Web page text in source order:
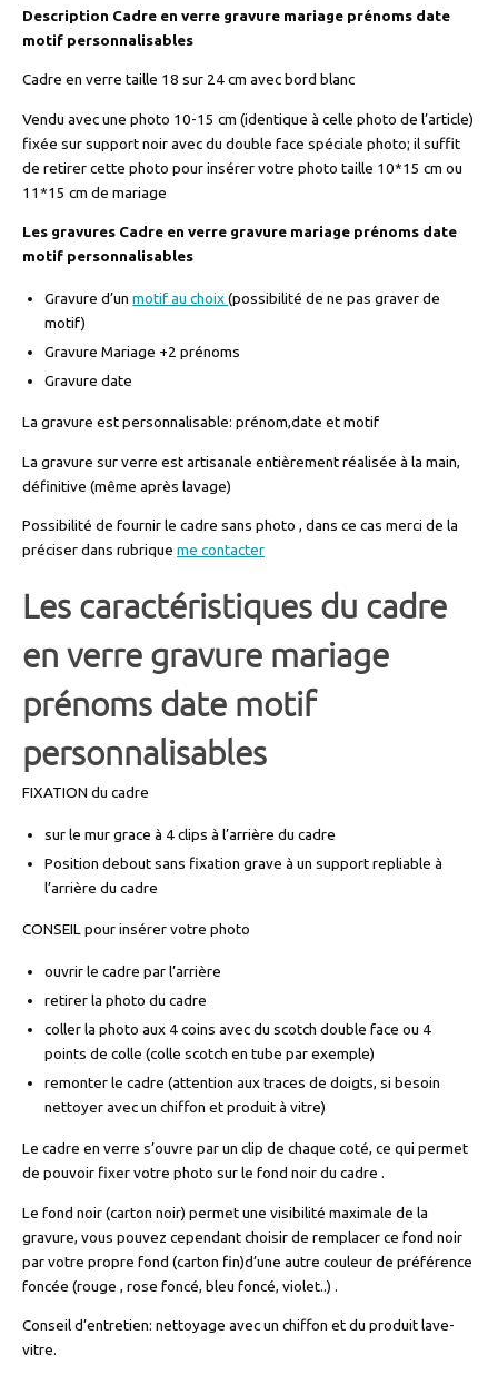
Description Cadre en verre gravure mariage prénoms date
motif personnalisables
Cadre en verre taille 18 sur 24 cm avec bord blanc
Vendu avec une photo 10-15 cm (identique à celle photo de l’article)
fixée sur support noir avec du double face spéciale photo; il suffit
de retirer cette photo pour insérer votre photo taille 10*15 cm ou
11*15 cm de mariage
Les gravures Cadre en verre gravure mariage prénoms date
motif personnalisables
Gravure d’unmotif au choix(possibilité de ne pas graver de
motif)
Gravure Mariage +2 prénoms
Gravure date
La gravure est personnalisable: prénom,date et motif
La gravure sur verre est artisanale entièrement réalisée à la main,
définitive (même après lavage)
Possibilité de fournir le cadre sans photo , dans ce cas merci de la
préciser dans rubrique me contacter
Les caractéristiques du cadre
en verre gravure mariage
prénoms date motif
personnalisables
FIXATION du cadre
sur le mur grace à 4 clips à l’arrière du cadre
Position debout sans fixation grave à un support repliable à
l’arrière du cadre
CONSEIL pour insérer votre photo
ouvrir le cadre par l’arrière
retirer la photo du cadre
coller la photo aux 4 coins avec du scotch double face ou 4
points de colle (colle scotch en tube par exemple)
remonter le cadre (attention aux traces de doigts, si besoin
nettoyer avec un chiffon et produit à vitre)
Le cadre en verre s’ouvre par un clip de chaque coté, ce qui permet
de pouvoir fixer votre photo sur le fond noir du cadre .
Le fond noir (carton noir) permet une visibilité maximale de la
gravure, vous pouvez cependant choisir de remplacer ce fond noir
par votre propre fond (carton fin)d’une autre couleur de préférence
foncée (rouge , rose foncé, bleu foncé, violet..) .
Conseil d’entretien: nettoyage avec un chiffon et du produit lave-
vitre.